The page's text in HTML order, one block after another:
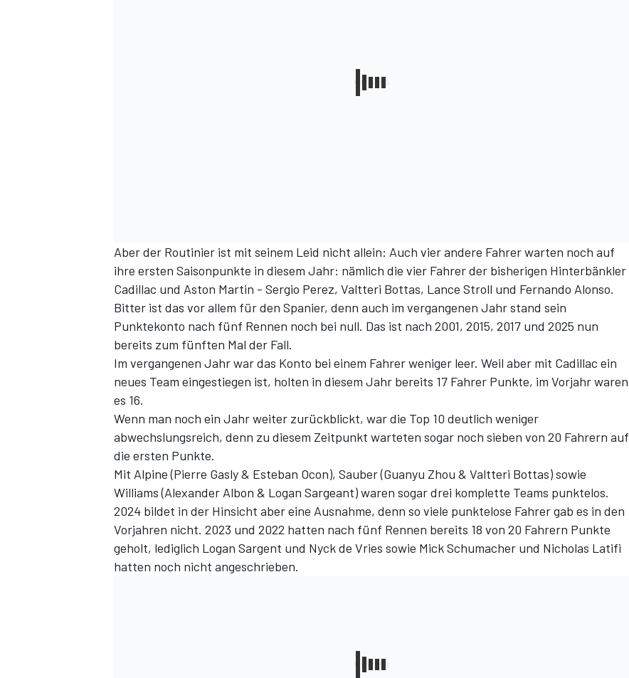
SPORTWAGEN
Aber der Routinier ist mit seinem Leid nicht allein: Auch vier andere Fahrer warten noch auf
ihre ersten Saisonpunkte in diesem Jahr: nämlich die vier Fahrer der bisherigen Hinterbänkler
Cadillac und Aston Martin - Sergio Perez, Valtteri Bottas, Lance Stroll und Fernando Alonso.
Bitter ist das vor allem für den Spanier, denn auch im vergangenen Jahr stand sein
Punktekonto nach fünf Rennen noch bei null. Das ist nach 2001, 2015, 2017 und 2025 nun
bereits zum fünften Mal der Fall.
Im vergangenen Jahr war das Konto bei einem Fahrer weniger leer. Weil aber mit Cadillac ein
neues Team eingestiegen ist, holten in diesem Jahr bereits 17 Fahrer Punkte, im Vorjahr waren
es 16.
Wenn man noch ein Jahr weiter zurückblickt, war die Top 10 deutlich weniger
abwechslungsreich, denn zu diesem Zeitpunkt warteten sogar noch sieben von 20 Fahrern auf
die ersten Punkte.
Mit Alpine (Pierre Gasly & Esteban Ocon), Sauber (Guanyu Zhou & Valtteri Bottas) sowie
Williams (Alexander Albon & Logan Sargeant) waren sogar drei komplette Teams punktelos.
2024 bildet in der Hinsicht aber eine Ausnahme, denn so viele punktelose Fahrer gab es in den
Vorjahren nicht. 2023 und 2022 hatten nach fünf Rennen bereits 18 von 20 Fahrern Punkte
geholt, lediglich Logan Sargent und Nyck de Vries sowie Mick Schumacher und Nicholas Latifi
hatten noch nicht angeschrieben.